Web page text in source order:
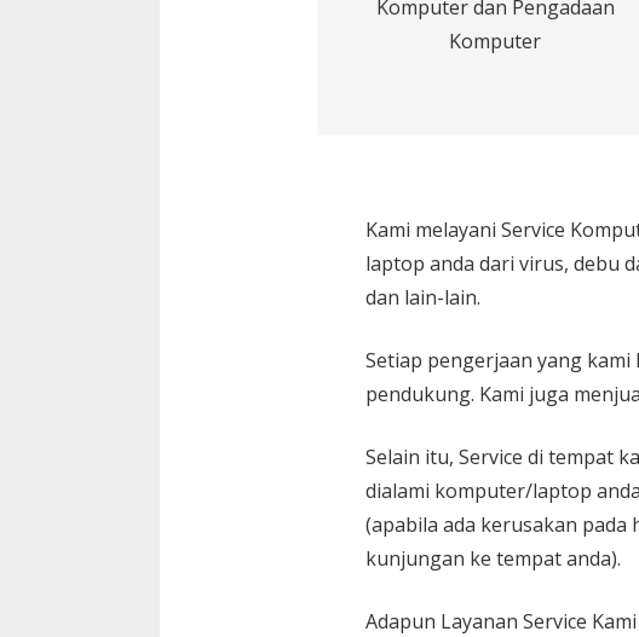
Komputer dan Pengadaan
Komputer
Kami melayani Service
laptop anda dari virus, debu
dan lain-lain.
Setiap pengerjaan yang
pendukung. Kami juga
Selain itu, Service di tempat
dialami komputer/laptop
(apabila ada kerusakan
kunjungan ke tempat anda).
Adapun Layanan Service